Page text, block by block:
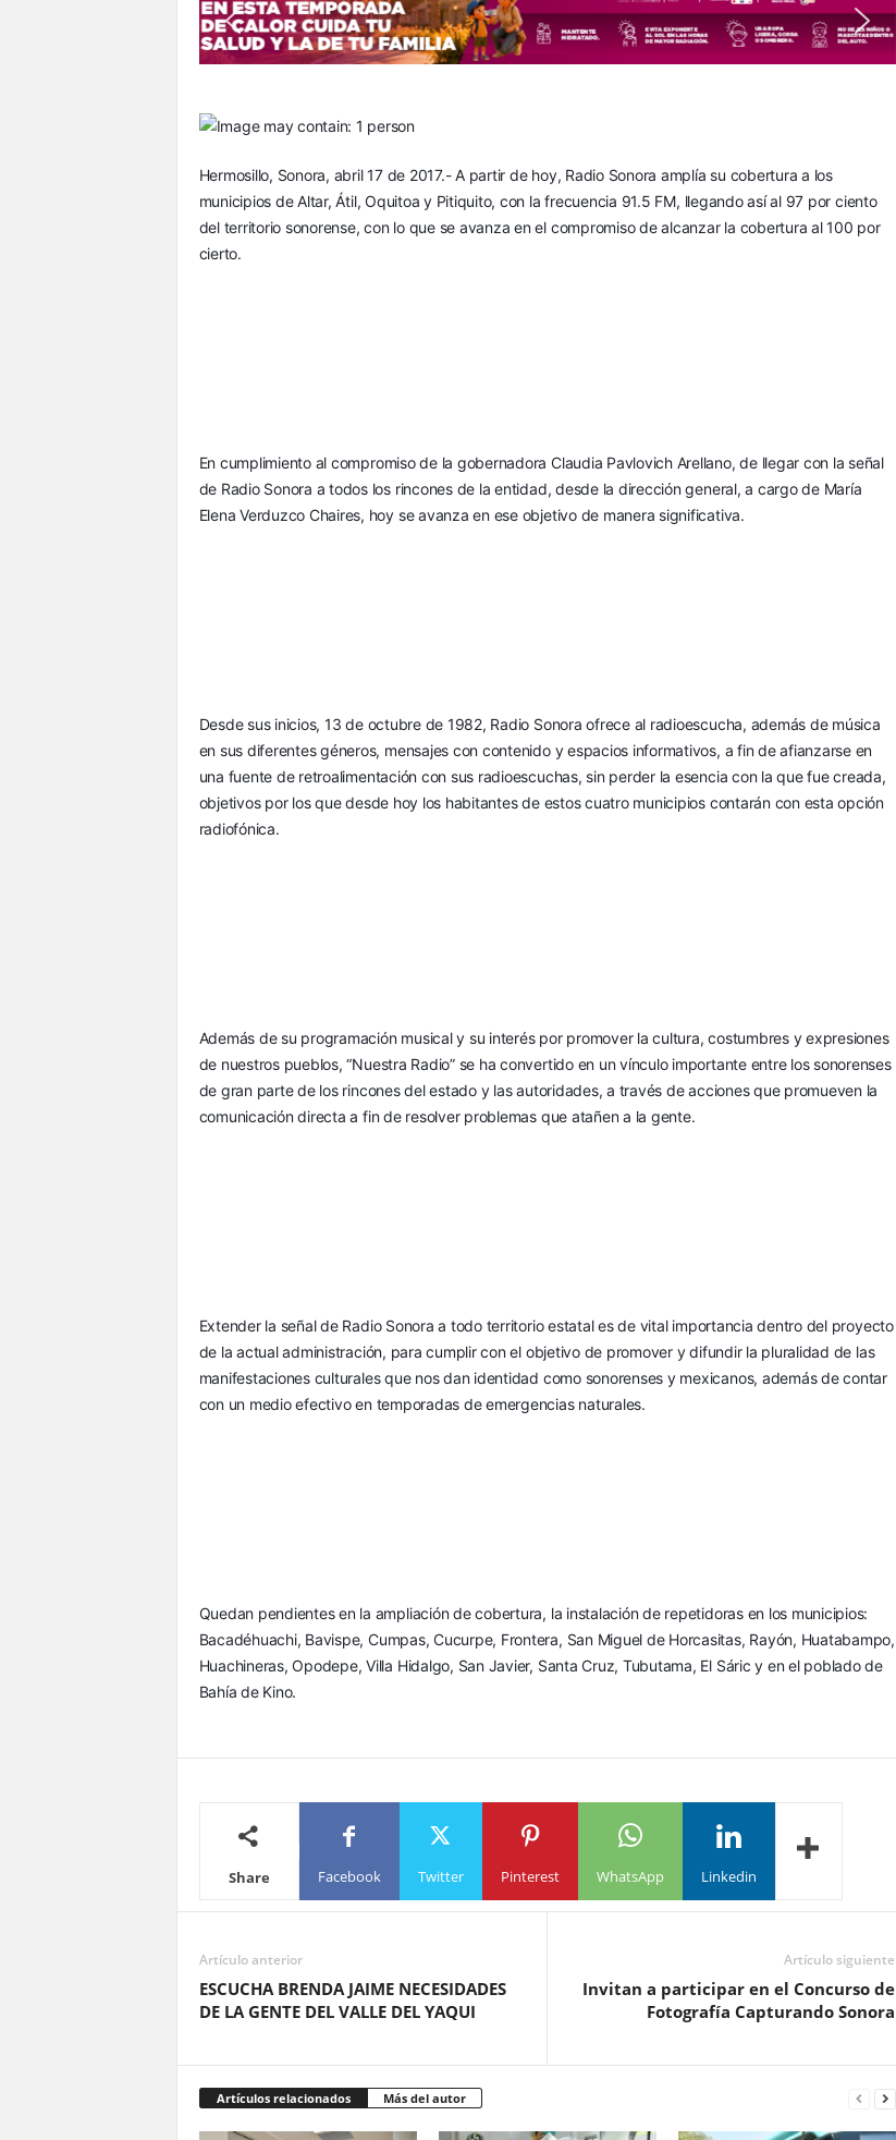
Hermosillo, Sonora, abril 17 de 2017.- A partir de hoy, Radio Sonora amplía su cobertura a los
municipios de Altar, Átil, Oquitoa y Pitiquito, con la frecuencia 91.5 FM, llegando así al 97 por ciento
del territorio sonorense, con lo que se avanza en el compromiso de alcanzar la cobertura al 100 por
cierto.
En cumplimiento al compromiso de la gobernadora Claudia Pavlovich Arellano, de llegar con la señal
de Radio Sonora a todos los rincones de la entidad, desde la dirección general, a cargo de María
Elena Verduzco Chaires, hoy se avanza en ese objetivo de manera significativa.
Desde sus inicios, 13 de octubre de 1982, Radio Sonora ofrece al radioescucha, además de música
en sus diferentes géneros, mensajes con contenido y espacios informativos, a fin de afianzarse en
una fuente de retroalimentación con sus radioescuchas, sin perder la esencia con la que fue creada,
objetivos por los que desde hoy los habitantes de estos cuatro municipios contarán con esta opción
radiofónica.
Además de su programación musical y su interés por promover la cultura, costumbres y expresiones
de nuestros pueblos, “Nuestra Radio” se ha convertido en un vínculo importante entre los sonorenses
de gran parte de los rincones del estado y las autoridades, a través de acciones que promueven la
comunicación directa a fin de resolver problemas que atañen a la gente.
Extender la señal de Radio Sonora a todo territorio estatal es de vital importancia dentro del proyecto
de la actual administración, para cumplir con el objetivo de promover y difundir la pluralidad de las
manifestaciones culturales que nos dan identidad como sonorenses y mexicanos, además de contar
con un medio efectivo en temporadas de emergencias naturales.
Quedan pendientes en la ampliación de cobertura, la instalación de repetidoras en los municipios:
Bacadéhuachi, Bavispe, Cumpas, Cucurpe, Frontera, San Miguel de Horcasitas, Rayón, Huatabampo,
Huachineras, Opodepe, Villa Hidalgo, San Javier, Santa Cruz, Tubutama, El Sáric y en el poblado de
Bahía de Kino.
Share Facebook Twitter Pinterest WhatsApp Linkedin
Artículo anterior
ESCUCHA BRENDA JAIME NECESIDADES
DE LA GENTE DEL VALLE DEL YAQUI
Artículo siguiente
Invitan a participar en el Concurso de
Fotografía Capturando Sonora
Artículos relacionados Más del autor